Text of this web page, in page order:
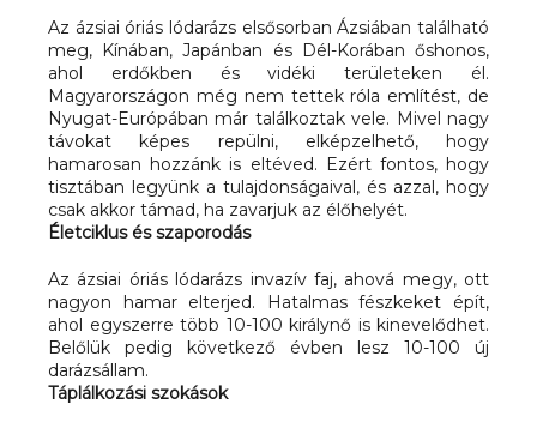
Az ázsiai óriás lódarázs elsősorban Ázsiában található
meg, Kínában, Japánban és Dél-Korában őshonos,
ahol erdőkben és vidéki területeken él.
Magyarországon még nem tettek róla említést, de
Nyugat-Európában már találkoztak vele. Mivel nagy
távokat képes repülni, elképzelhető, hogy
hamarosan hozzánk is eltéved. Ezért fontos, hogy
tisztában legyünk a tulajdonságaival, és azzal, hogy
csak akkor támad, ha zavarjuk az élőhelyét.
Életciklus és szaporodás
Az ázsiai óriás lódarázs invazív faj, ahová megy, ott
nagyon hamar elterjed. Hatalmas fészkeket épít,
ahol egyszerre több 10-100 királynő is kinevelődhet.
Belőlük pedig következő évben lesz 10-100 új
darázsállam.
Táplálkozási szokások